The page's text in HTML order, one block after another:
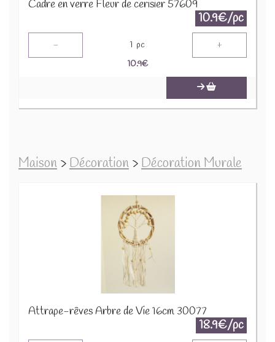
Cadre en verre Fleur de cerisier 57609
10.9€/pc
- 1 pc +
10.9€
Maison >Décoration >Décoration Murale
Attrape-rêves Arbre de Vie 16cm 30077
18.9€/pc